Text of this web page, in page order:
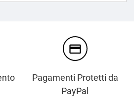
credit_card
Pagamenti Protetti da
PayPal